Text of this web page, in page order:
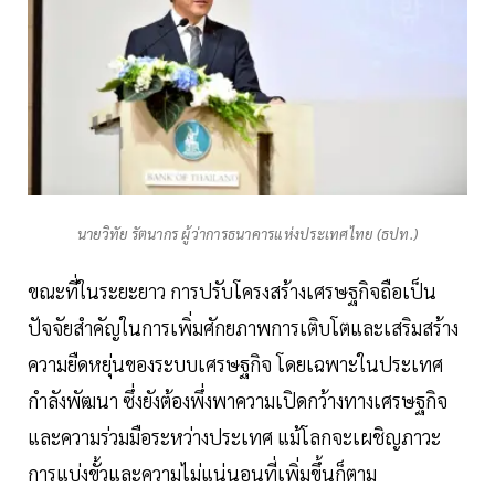
นายวิทัย รัตนากร ผู้ว่าการธนาคารแห่งประเทศไทย (ธปท.)
ขณะที่ในระยะยาว การปรับโครงสร้างเศรษฐกิจถือเป็น
ปัจจัยสำคัญในการเพิ่มศักยภาพการเติบโตและเสริมสร้าง
ความยืดหยุ่นของระบบเศรษฐกิจ โดยเฉพาะในประเทศ
กำลังพัฒนา ซึ่งยังต้องพึ่งพาความเปิดกว้างทางเศรษฐกิจ
และความร่วมมือระหว่างประเทศ แม้โลกจะเผชิญภาวะ
การแบ่งขั้วและความไม่แน่นอนที่เพิ่มขึ้นก็ตาม